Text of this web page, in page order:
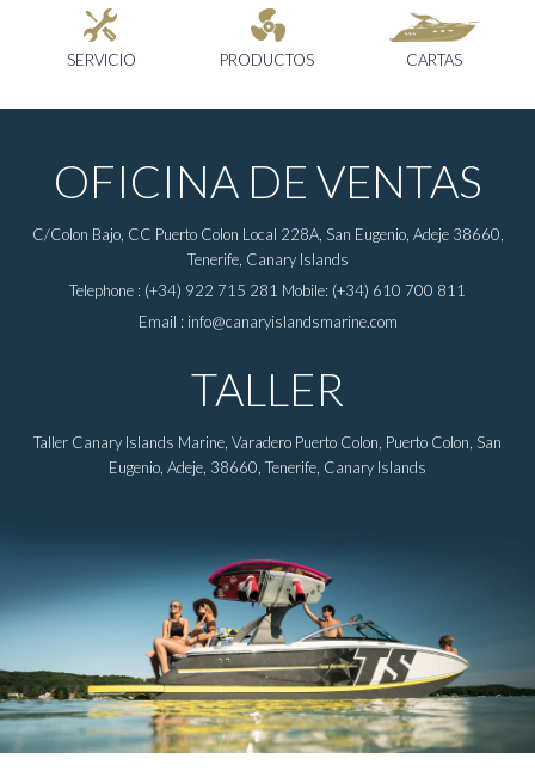
SERVICIO PRODUCTOS CARTAS
OFICINA DE VENTAS
C/Colon Bajo, CC Puerto Colon Local 228A, San Eugenio, Adeje 38660,
Tenerife, Canary Islands
Telephone : (+34) 922 715 281 Mobile: (+34) 610 700 811
Email : info@canaryislandsmarine.com
TALLER
Taller Canary Islands Marine, Varadero Puerto Colon, Puerto Colon, San
Eugenio, Adeje, 38660, Tenerife, Canary Islands